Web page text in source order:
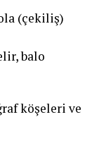
(çekiliş)
balo
köşeleri ve